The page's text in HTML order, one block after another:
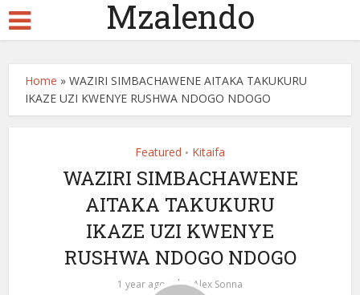
Mzalendo
Home »WAZIRI SIMBACHAWENE AITAKA TAKUKURU
IKAZE UZI KWENYE RUSHWA NDOGO NDOGO
Featured • Kitaifa
WAZIRI SIMBACHAWENE
AITAKA TAKUKURU
IKAZE UZI KWENYE
RUSHWA NDOGO NDOGO
1 year ago byAlex Sonna